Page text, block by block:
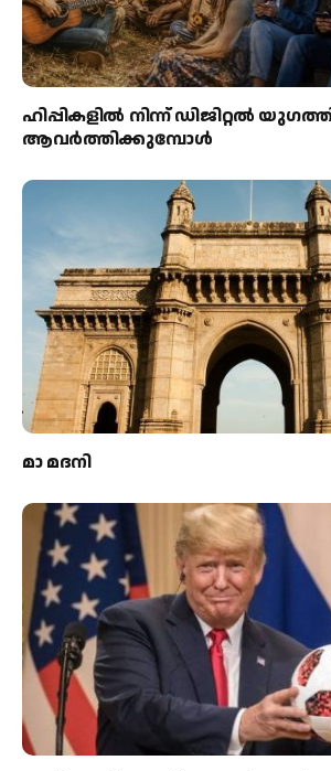
ഹിപ്പികളില്‍ നിന്ന് ഡിജിറ്റല്‍
ആവര്‍ത്തിക്കുമ്പോള്‍
മാ മദനി